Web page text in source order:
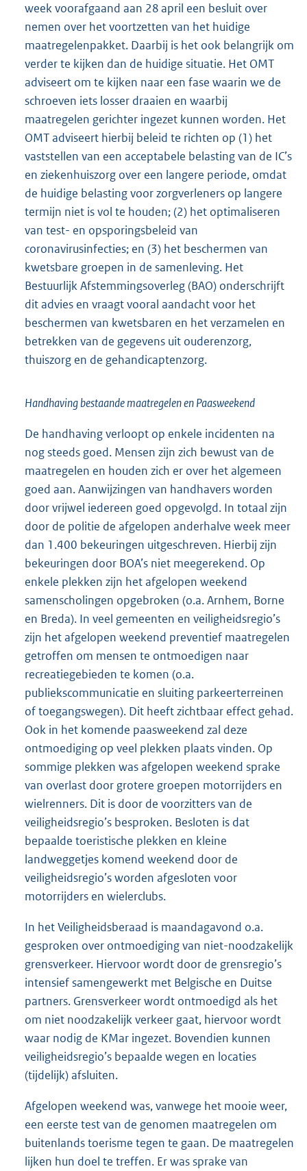
week voorafgaand aan 28 april een besluit over
nemen over het voortzetten van het huidige
maatregelenpakket. Daarbij is het ook belangrijk om
verder te kijken dan de huidige situatie. Het OMT
adviseert om te kijken naar een fase waarin we de
schroeven iets losser draaien en waarbij
maatregelen gerichter ingezet kunnen worden. Het
OMT adviseert hierbij beleid te richten op (1) het
vaststellen van een acceptabele belasting van de IC’s
en ziekenhuiszorg over een langere periode, omdat
de huidige belasting voor zorgverleners op langere
termijn niet is vol te houden; (2) het optimaliseren
van test- en opsporingsbeleid van
coronavirusinfecties; en (3) het beschermen van
kwetsbare groepen in de samenleving. Het
Bestuurlijk Afstemmingsoverleg (BAO) onderschrijft
dit advies en vraagt vooral aandacht voor het
beschermen van kwetsbaren en het verzamelen en
betrekken van de gegevens uit ouderenzorg,
thuiszorg en de gehandicaptenzorg.
Handhaving bestaande maatregelen en Paasweekend
De handhaving verloopt op enkele incidenten na
nog steeds goed. Mensen zijn zich bewust van de
maatregelen en houden zich er over het algemeen
goed aan. Aanwijzingen van handhavers worden
door vrijwel iedereen goed opgevolgd. In totaal zijn
door de politie de afgelopen anderhalve week meer
dan 1.400 bekeuringen uitgeschreven. Hierbij zijn
bekeuringen door BOA’s niet meegerekend. Op
enkele plekken zijn het afgelopen weekend
samenscholingen opgebroken (o.a. Arnhem, Borne
en Breda). In veel gemeenten en veiligheidsregio’s
zijn het afgelopen weekend preventief maatregelen
getroffen om mensen te ontmoedigen naar
recreatiegebieden te komen (o.a.
publiekscommunicatie en sluiting parkeerterreinen
of toegangswegen). Dit heeft zichtbaar effect gehad.
Ook in het komende paasweekend zal deze
ontmoediging op veel plekken plaats vinden. Op
sommige plekken was afgelopen weekend sprake
van overlast door grotere groepen motorrijders en
wielrenners. Dit is door de voorzitters van de
veiligheidsregio’s besproken. Besloten is dat
bepaalde toeristische plekken en kleine
landweggetjes komend weekend door de
veiligheidsregio’s worden afgesloten voor
motorrijders en wielerclubs.
In het Veiligheidsberaad is maandagavond o.a.
gesproken over ontmoediging van niet-noodzakelijk
grensverkeer. Hiervoor wordt door de grensregio’s
intensief samengewerkt met Belgische en Duitse
partners. Grensverkeer wordt ontmoedigd als het
om niet noodzakelijk verkeer gaat, hiervoor wordt
waar nodig de KMar ingezet. Bovendien kunnen
veiligheidsregio’s bepaalde wegen en locaties
(tijdelijk) afsluiten.
Afgelopen weekend was, vanwege het mooie weer,
een eerste test van de genomen maatregelen om
buitenlands toerisme tegen te gaan. De maatregelen
lijken hun doel te treffen. Er was sprake van